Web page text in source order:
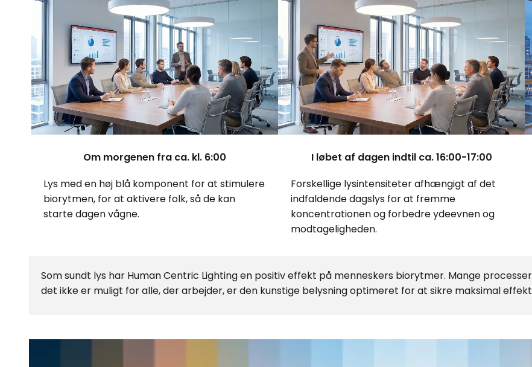
Om morgenen fra ca. kl. 6:00
Lys med en høj blå komponent for at stimulere
biorytmen, for at aktivere folk, så de kan
starte dagen vågne.
I løbet af dagen indtil ca. 16:00-17:00
Forskellige lysintensiteter afhængigt af det
indfaldende dagslys for at fremme
koncentrationen og forbedre ydeevnen og
modtageligheden.
Som sundt lys har Human Centric Lighting en positiv effekt på menneskers biorytmer. Mange
det ikke er muligt for alle, der arbejder, er den kunstige belysning optimeret for at sikre maksimal